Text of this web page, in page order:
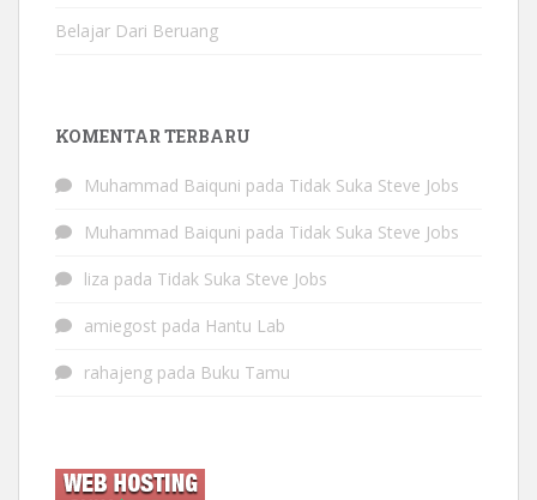
Belajar Dari Beruang
KOMENTAR TERBARU
Muhammad Baiquni pada Tidak Suka Steve Jobs
Muhammad Baiquni pada Tidak Suka Steve Jobs
liza pada Tidak Suka Steve Jobs
amiegost pada Hantu Lab
rahajeng pada Buku Tamu